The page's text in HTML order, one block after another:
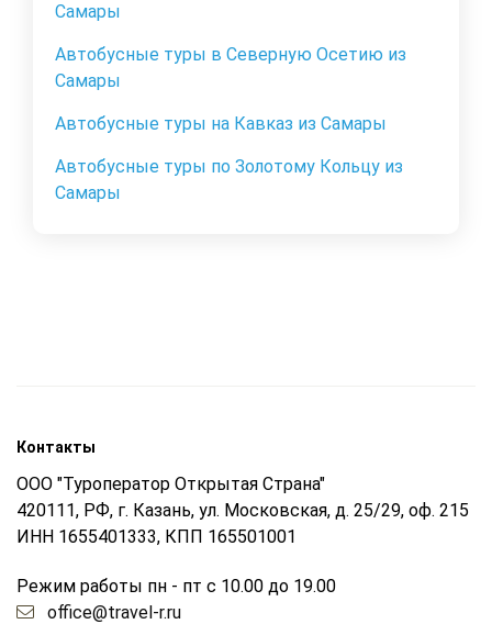
Самары
Автобусные туры в Северную Осетию из
Самары
Автобусные туры на Кавказ из Самары
Автобусные туры по Золотому Кольцу из
Самары
Контакты
ООО "Туроператор Открытая Страна"
420111, РФ, г. Казань, ул. Московская, д. 25/29, оф. 215
ИНН 1655401333, КПП 165501001
Режим работы пн - пт с 10.00 до 19.00
office@travel-r.ru